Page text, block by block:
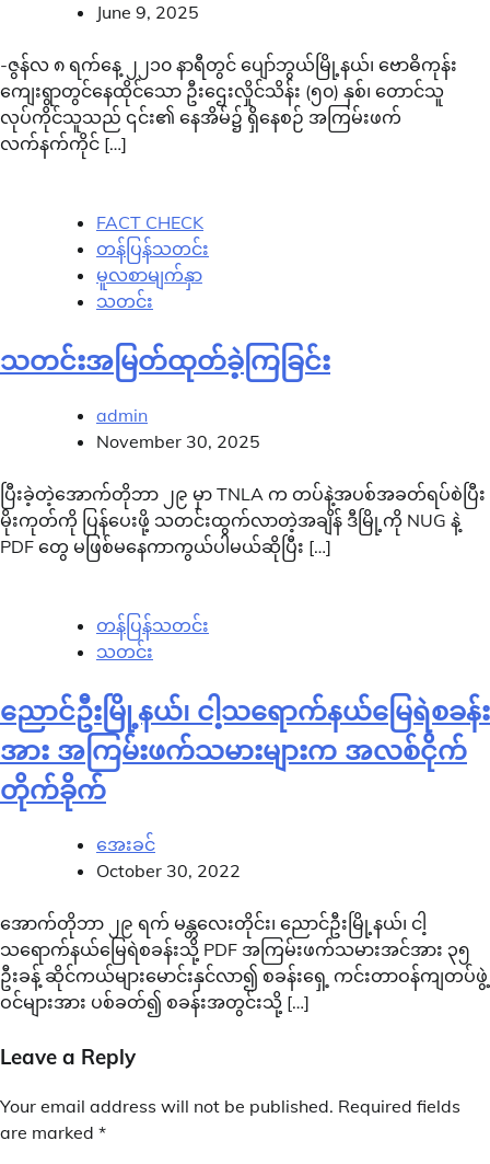
June 9, 2025
-ဇွန်လ ၈ ရက်နေ့ ၂၂၁၀ နာရီတွင် ပျော်ဘွယ်မြို့နယ်၊ ဗောဓိကုန်း
ကျေးရွာတွင်နေထိုင်သော ဦးဌေးလှိုင်သိန်း (၅၀) နှစ်၊ တောင်သူ
လုပ်ကိုင်သူသည် ၎င်း၏ နေအိမ်၌ ရှိနေစဉ် အကြမ်းဖက်
လက်နက်ကိုင် […]
FACT CHECK
တန်ပြန်သတင်း
မူလစာမျက်နှာ
သတင်း
သတင်းအမြတ်ထုတ်ခဲ့ကြခြင်း
admin
November 30, 2025
ပြီးခဲ့တဲ့အောက်တိုဘာ ၂၉ မှာ TNLA က တပ်နဲ့အပစ်အခတ်ရပ်စဲပြီး
မိုးကုတ်ကို ပြန်ပေးဖို့ သတင်းထွက်လာတဲ့အချိန် ဒီမြို့ကို NUG နဲ့
PDF တွေ မဖြစ်မနေကာကွယ်ပါမယ်ဆိုပြီး […]
တန်ပြန်သတင်း
သတင်း
ညောင်ဦးမြို့နယ်၊ ငါ့သရောက်နယ်မြေရဲစခန်း
အား အကြမ်းဖက်သမားများက အလစ်ငိုက်
တိုက်ခိုက်
အေးခင်
October 30, 2022
အောက်တိုဘာ ၂၉ ရက် မန္တလေးတိုင်း၊ ညောင်ဦးမြို့နယ်၊ ငါ့
သရောက်နယ်မြေရဲစခန်းသို့ PDF အကြမ်းဖက်သမားအင်အား ၃၅
ဦးခန့် ဆိုင်ကယ်များမောင်းနှင်လာ၍ စခန်းရှေ့ ကင်းတာဝန်ကျတပ်ဖွဲ့
ဝင်များအား ပစ်ခတ်၍ စခန်းအတွင်းသို့ […]
Leave a Reply
Your email address will not be published. Required fields
are marked *